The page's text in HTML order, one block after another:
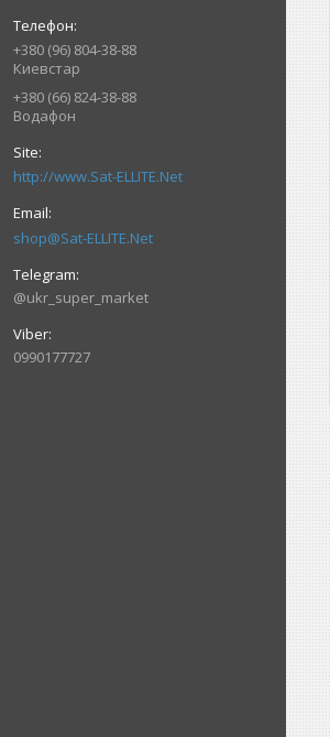
+380 (96) 804-38-88
Киевстар
+380 (66) 824-38-88
Водафон
http://www.Sat-ELLITE.Net
shop@Sat-ELLITE.Net
@ukr_super_market
0990177727